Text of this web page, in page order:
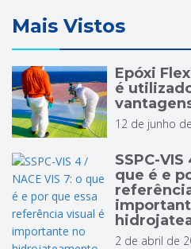
Mais Vistos
Epóxi
é
12 de junho
SSPC-
que é e
2 de abril de